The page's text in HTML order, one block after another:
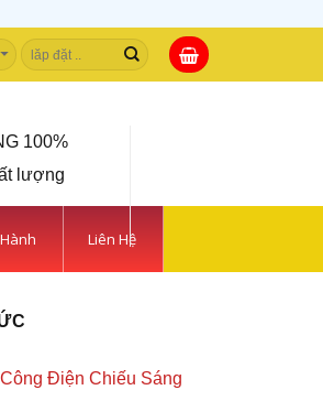
Tìm
kiếm:
100%
lượng
Liên Hệ
Điện Chiếu Sáng